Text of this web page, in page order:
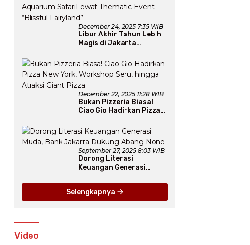
December 24, 2025 7:35 WIB
Libur Akhir Tahun Lebih
Magis di Jakarta
Thematic Event “Blissful
Fairyland”
December 22, 2025 11:28 WIB
Bukan Pizzeria Biasa!
Ciao Gio Hadirkan Pizza
Seru, hingga Atraksi
Giant Pizza
September 27, 2025 8:03 WIB
Dorong Literasi
Keuangan Generasi
Dukung Abang None
Selengkapnya
Video